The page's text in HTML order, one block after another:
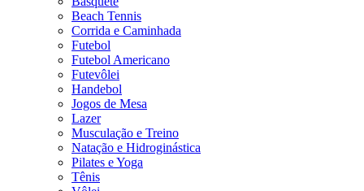
Beach Tennis
Corrida e Caminhada
Futebol
Futebol Americano
Futevôlei
Handebol
Jogos de Mesa
Lazer
Musculação e Treino
Natação e Hidroginástica
Pilates e Yoga
Tênis